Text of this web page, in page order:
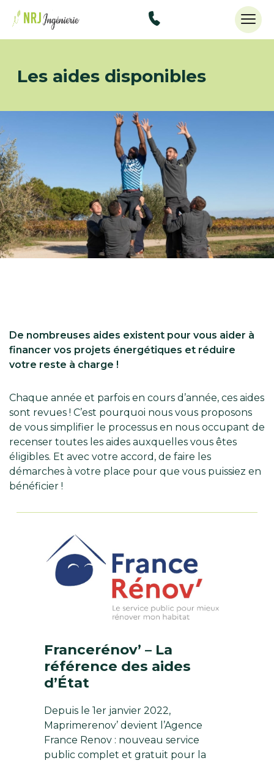
48434515
Les aides disponibles
De nombreuses aides existent pour vous aider à
financer vos projets énergétiques et réduire
votre reste à charge !
Chaque année et parfois en cours d’année, ces aides
sont revues ! C’est pourquoi nous vous proposons
de vous simplifier le processus en nous occupant de
recenser toutes les aides auxquelles vous êtes
éligibles. Et avec votre accord, de faire les
démarches à votre place pour que vous puissiez en
bénéficier !
Francerénov’ – La
référence des aides
d’État
Depuis le 1er janvier 2022,
Maprimerenov’ devient l’Agence
France Renov : nouveau service
public complet et gratuit pour la